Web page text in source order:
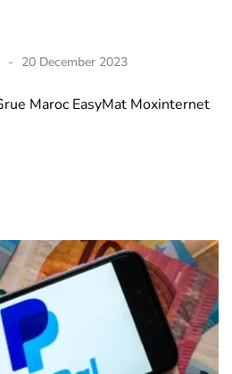
20 December 2023
Maroc EasyMat Moxinternet